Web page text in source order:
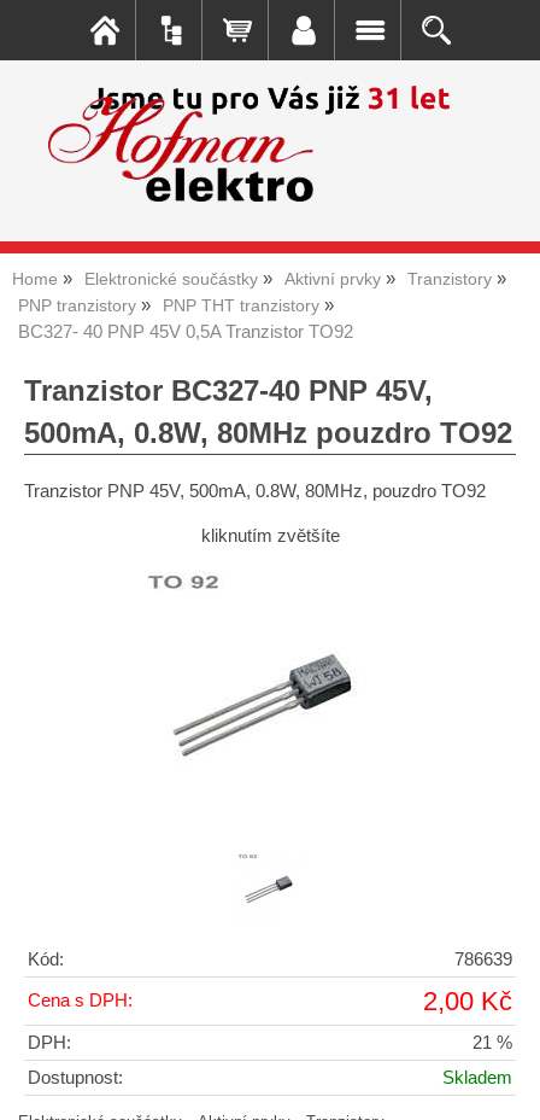
Home Elektronické součástky Aktivní prvky
Tranzistory
PNP tranzistory
PNP THT tranzistory
BC327- 40 PNP 45V 0,5A Tranzistor TO92
Tranzistor BC327-40 PNP 45V,
500mA, 0.8W, 80MHz pouzdro TO92
Tranzistor PNP 45V, 500mA, 0.8W, 80MHz, pouzdro TO92
kliknutím zvětšíte
Kód: 786639
Cena s DPH: 2,00 Kč
DPH:
21 %
Dostupnost:
Skladem